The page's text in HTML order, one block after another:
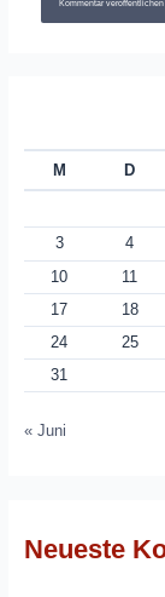
M D
3
4
10
11
17
18
24
25
31
« Juni
Neueste